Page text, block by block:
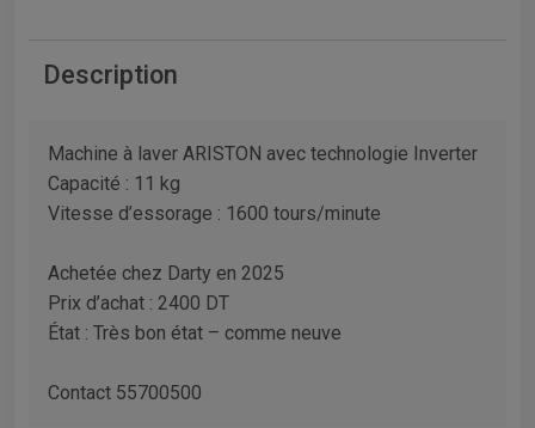
Description
Machine à laver ARISTON avec technologie Inverter
Capacité : 11 kg
Vitesse d’essorage : 1600 tours/minute
Achetée chez Darty en 2025
Prix d’achat : 2400 DT
État : Très bon état – comme neuve
Contact 55700500